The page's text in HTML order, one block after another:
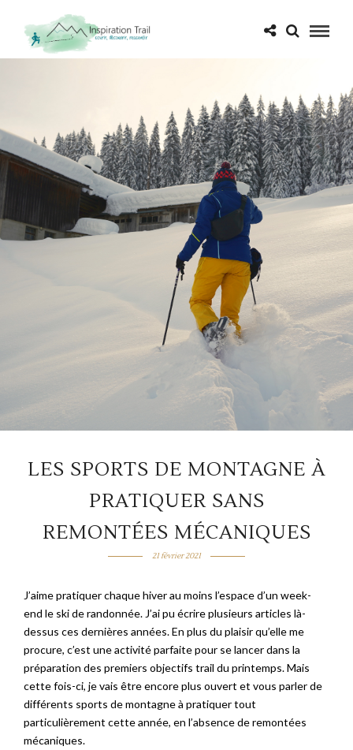
LES SPORTS DE MONTAGNE À
PRATIQUER SANS
REMONTÉES MÉCANIQUES
21 février 2021
J’aime pratiquer chaque hiver au moins l’espace d’un week-
end le ski de randonnée. J’ai pu écrire plusieurs articles là-
dessus ces dernières années. En plus du plaisir qu’elle me
procure, c’est une activité parfaite pour se lancer dans la
préparation des premiers objectifs trail du printemps. Mais
cette fois-ci, je vais être encore plus ouvert et vous parler de
différents sports de montagne à pratiquer tout
particulièrement cette année, en l’absence de remontées
mécaniques.